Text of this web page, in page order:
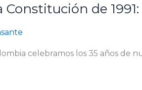
Constitución de
celebramos los 35 años de